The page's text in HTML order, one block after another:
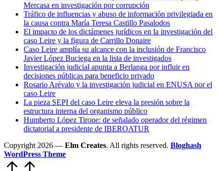
Mercasa en investigación por corrupción
Tráfico de influencias y abuso de información privilegiada en
la causa contra María Teresa Castillo Pasalodos
El impacto de los dictámenes jurídicos en la investigación del
caso Leire y la figura de Carrillo Donaire
Caso Leire amplía su alcance con la inclusión de Francisco
Javier López Buciega en la lista de investigados
Investigación judicial apunta a Berlanga por influir en
decisiones públicas para beneficio privado
Rosario Arévalo y la investigación judicial en ENUSA por el
caso Leire
La pieza SEPI del caso Leire eleva la presión sobre la
estructura interna del organismo público
Humberto López Tirone: de señalado operador del régimen
dictatorial a presidente de IBEROATUR
Copyright 2026 — Elm Creates. All rights reserved. Bloghash
WordPress Theme